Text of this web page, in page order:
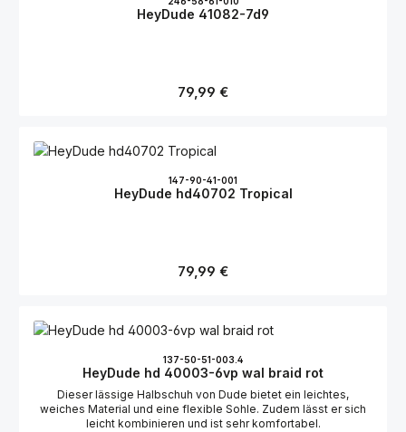
HeyDude 41082-7d9
Regulärer Preis:
79,99 €
147-90-41-001
HeyDude hd40702 Tropical
Regulärer Preis:
79,99 €
137-50-51-003.4
HeyDude hd 40003-6vp wal braid rot
Dieser lässige Halbschuh von Dude bietet ein leichtes,
weiches Material und eine flexible Sohle. Zudem lässt er sich
leicht kombinieren und ist sehr komfortabel.